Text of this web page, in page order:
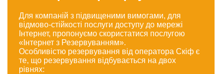
Для компаній з підвищеними вимогами, для
відмово-стійкості послуги доступу до мережі
Інтернет, пропонуємо скористатися послугою
«Інтернет з Резервуванням».
Особливістю резервування від оператора Скіф є
те, що резервування відбувається на двох
рівнях: